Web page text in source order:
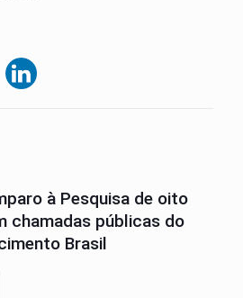
à Pesquisa de oito
chamadas públicas do
Brasil